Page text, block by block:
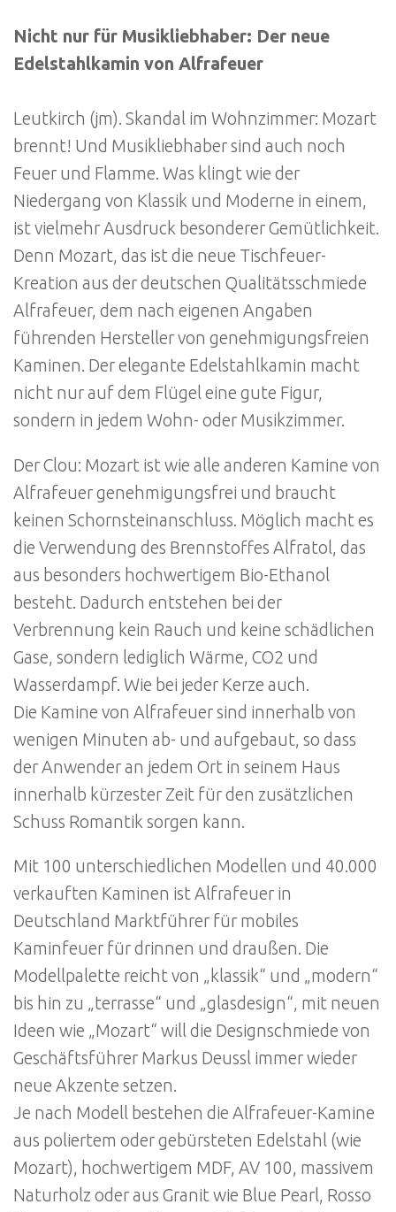
Nicht nur für Musikliebhaber: Der neue
Edelstahlkamin von Alfrafeuer
Leutkirch (jm). Skandal im Wohnzimmer: Mozart
brennt! Und Musikliebhaber sind auch noch
Feuer und Flamme. Was klingt wie der
Niedergang von Klassik und Moderne in einem,
ist vielmehr Ausdruck besonderer Gemütlichkeit.
Denn Mozart, das ist die neue Tischfeuer-
Kreation aus der deutschen Qualitätsschmiede
Alfrafeuer, dem nach eigenen Angaben
führenden Hersteller von genehmigungsfreien
Kaminen. Der elegante Edelstahlkamin macht
nicht nur auf dem Flügel eine gute Figur,
sondern in jedem Wohn- oder Musikzimmer.
Der Clou: Mozart ist wie alle anderen Kamine von
Alfrafeuer genehmigungsfrei und braucht
keinen Schornsteinanschluss. Möglich macht es
die Verwendung des Brennstoffes Alfratol, das
aus besonders hochwertigem Bio-Ethanol
besteht. Dadurch entstehen bei der
Verbrennung kein Rauch und keine schädlichen
Gase, sondern lediglich Wärme, CO2 und
Wasserdampf. Wie bei jeder Kerze auch.
Die Kamine von Alfrafeuer sind innerhalb von
wenigen Minuten ab- und aufgebaut, so dass
der Anwender an jedem Ort in seinem Haus
innerhalb kürzester Zeit für den zusätzlichen
Schuss Romantik sorgen kann.
Mit 100 unterschiedlichen Modellen und 40.000
verkauften Kaminen ist Alfrafeuer in
Deutschland Marktführer für mobiles
Kaminfeuer für drinnen und draußen. Die
Modellpalette reicht von „klassik“ und „modern“
bis hin zu „terrasse“ und „glasdesign“, mit neuen
Ideen wie „Mozart“ will die Designschmiede von
Geschäftsführer Markus Deussl immer wieder
neue Akzente setzen.
Je nach Modell bestehen die Alfrafeuer-Kamine
aus poliertem oder gebürsteten Edelstahl (wie
Mozart), hochwertigem MDF, AV 100, massivem
Naturholz oder aus Granit wie Blue Pearl, Rosso